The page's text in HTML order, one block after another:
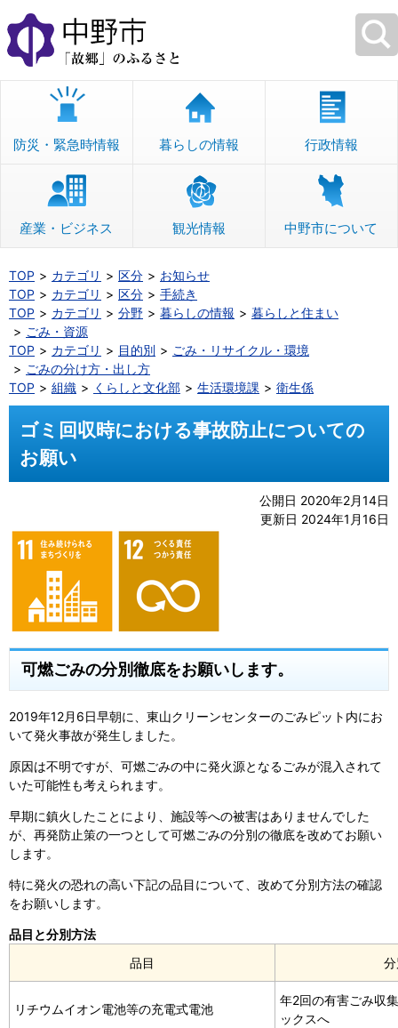
本
文
へ
移
防災・緊急時情報 暮らしの情報 行政情報
産業・ビジネス 観光情報 中野市について
TOP カテゴリ 区分
お知らせ
TOP
カテゴリ 区分
手続き
TOP
カテゴリ 分野 暮らしの情報
暮らしと住まい
ごみ・資源
TOP
カテゴリ 目的別
ごみ・リサイクル・環境
ごみの分け方・出し方
TOP
組織 くらしと文化部 生活環境課 衛生係
ゴミ回収時における事故防止についての
お願い
公開日 2020年2月14日
更新日 2024年1月16日
可燃ごみの分別徹底をお願いします。
2019年12月6日早朝に、東山クリーンセンターのごみピット内にお
いて発火事故が発生しました。
原因は不明ですが、可燃ごみの中に発火源となるごみが混入されて
いた可能性も考えられます。
早期に鎮火したことにより、施設等への被害はありませんでした
が、再発防止策の一つとして可燃ごみの分別の徹底を改めてお願い
します。
特に発火の恐れの高い下記の品目について、改めて分別方法の確認
をお願いします。
品目と分別方法
品目
リチウムイオン電池等の充電式電池
年2回の有害ごみ収
ックスへ